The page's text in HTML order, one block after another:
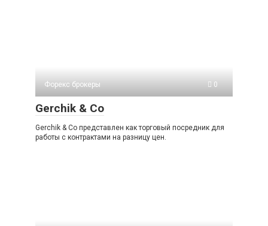
Форекс брокеры 0
Gerchik & Co
Gerchik & Co представлен как торговый посредник для
работы с контрактами на разницу цен.